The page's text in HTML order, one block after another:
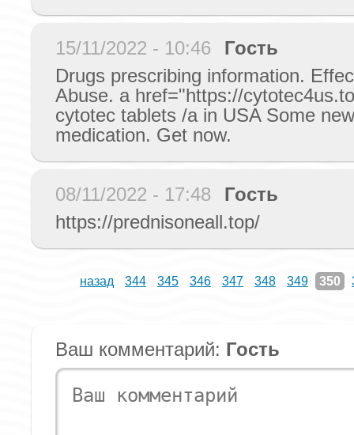
15/11/2022 - 10:46
Гость
Drugs prescribing information.
Abuse. a href="https://
cytotec tablets /a in USA Some
medication. Get now.
08/11/2022 - 17:48
Гость
https://prednisoneall.top/
назад 344 345 346 347 348 349 350
Ваш комментарий: Гость